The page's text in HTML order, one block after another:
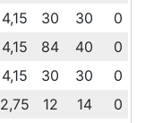
4,15 30 30 0
4,15 84 40 0
4,15 30 30 0
2,75 12 14 0